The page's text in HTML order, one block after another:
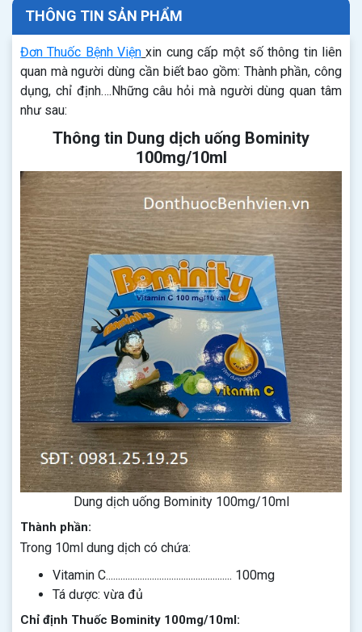
THÔNG TIN SẢN PHẨM
Đơn Thuốc Bệnh Viện xin cung cấp một số thông tin liên
quan mà người dùng cần biết bao gồm: Thành phần, công
dụng, chỉ định….Những câu hỏi mà người dùng quan tâm
như sau:
Thông tin Dung dịch uống Bominity
100mg/10ml
Dung dịch uống Bominity 100mg/10ml
Thành phần:
Trong 10ml dung dịch có chứa:
Vitamin C.................................................... 100mg
Tá dược: vừa đủ
Chỉ định Thuốc Bominity 100mg/10ml: